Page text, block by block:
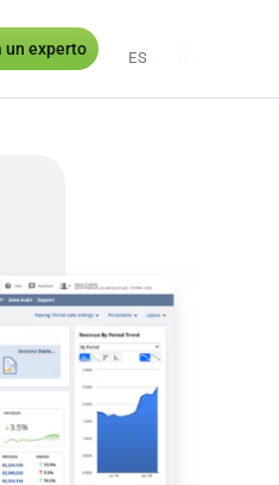
un experto ES